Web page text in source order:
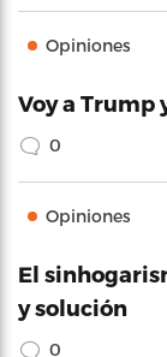
Opiniones
Voy a Trump
0
Opiniones
El
y solución
0